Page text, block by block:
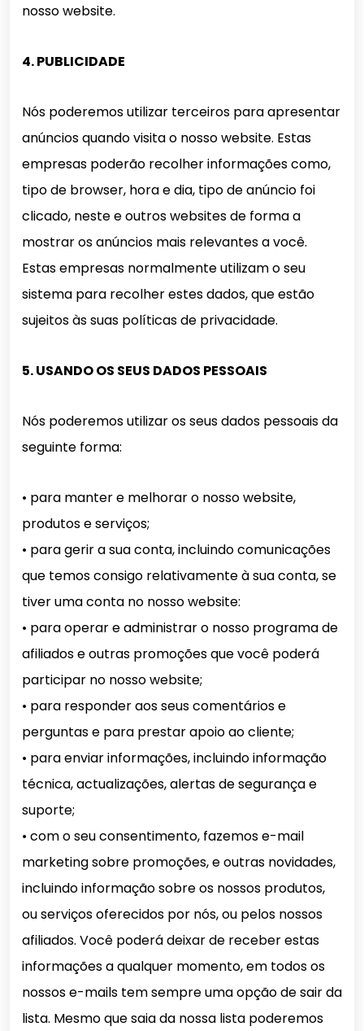
nosso website.
4. PUBLICIDADE
Nós poderemos utilizar terceiros para apresentar
anúncios quando visita o nosso website. Estas
empresas poderão recolher informações como,
tipo de browser, hora e dia, tipo de anúncio foi
clicado, neste e outros websites de forma a
mostrar os anúncios mais relevantes a você.
Estas empresas normalmente utilizam o seu
sistema para recolher estes dados, que estão
sujeitos às suas políticas de privacidade.
5. USANDO OS SEUS DADOS PESSOAIS
Nós poderemos utilizar os seus dados pessoais da
seguinte forma:
• para manter e melhorar o nosso website,
produtos e serviços;
• para gerir a sua conta, incluindo comunicações
que temos consigo relativamente à sua conta, se
tiver uma conta no nosso website:
• para operar e administrar o nosso programa de
afiliados e outras promoções que você poderá
participar no nosso website;
• para responder aos seus comentários e
perguntas e para prestar apoio ao cliente;
• para enviar informações, incluindo informação
técnica, actualizações, alertas de segurança e
suporte;
• com o seu consentimento, fazemos e-mail
marketing sobre promoções, e outras novidades,
incluindo informação sobre os nossos produtos,
ou serviços oferecidos por nós, ou pelos nossos
afiliados. Você poderá deixar de receber estas
informações a qualquer momento, em todos os
nossos e-mails tem sempre uma opção de sair da
lista. Mesmo que saia da nossa lista poderemos